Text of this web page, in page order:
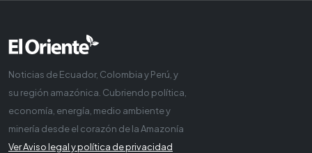
Noticias de Ecuador, Colombia y Perú, y
su región amazónica. Cubriendo política,
economía, energía, medio ambiente y
minería desde el corazón de la Amazonía
Ver Aviso legal y política de privacidad